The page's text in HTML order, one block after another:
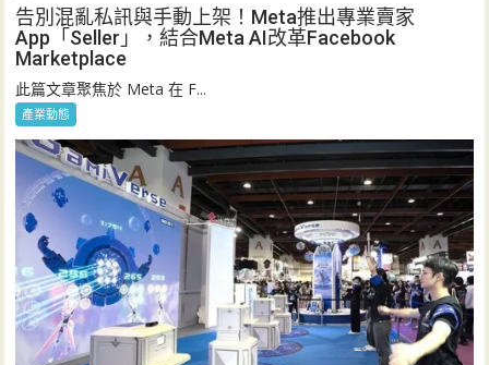
告別混亂私訊與手動上架！Meta推出專業賣家
App「Seller」，結合Meta AI改革Facebook
Marketplace
此篇文章聚焦於 Meta 在 F...
產業動態